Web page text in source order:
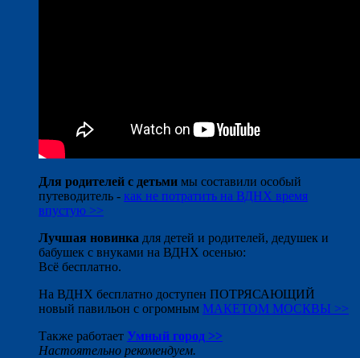
Для родителей с детьми мы составили особый
путеводитель - как не потратить на ВДНХ время
впустую >>
Лучшая новинка для детей и родителей, дедушек и
бабушек с внуками на ВДНХ осенью:
Всё бесплатно.
На ВДНХ бесплатно доступен ПОТРЯСАЮЩИЙ
новый павильон с огромным МАКЕТОМ МОСКВЫ >>
Также работает Умный город >>
Настоятельно рекомендуем.